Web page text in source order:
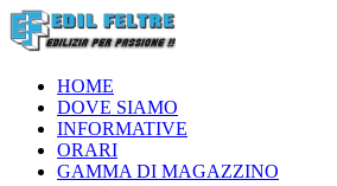
HOME
DOVE SIAMO
INFORMATIVE
ORARI
GAMMA DI MAGAZZINO